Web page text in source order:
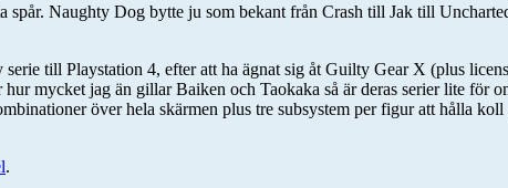
spår. Naughty Dog bytte ju som bekant från Crash till Jak till
till Playstation 4, efter att ha ägnat sig åt Guilty Gear X (plus
mycket jag än gillar Baiken och Taokaka så är deras serier lite för
över hela skärmen plus tre subsystem per figur att hålla
.